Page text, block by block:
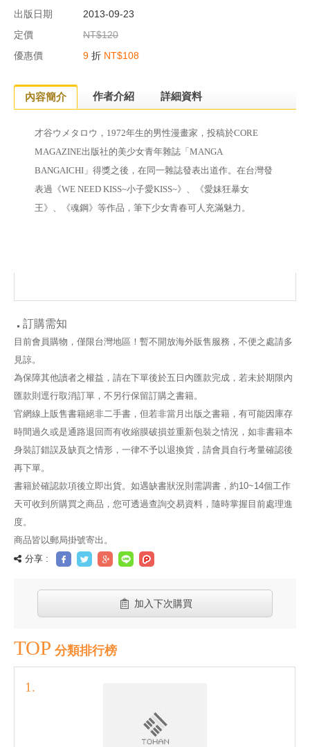
出版日期
2013-09-23
定價
NT$120
優惠價
9 折 NT$108
內容簡介 作者介紹 詳細資料
才谷ウメタロウ ， 1972年生的男性漫畫家，投稿於CORE
MAGAZINE出版社的美少女青年雜誌「 MANGA
BANGAICHI 」得獎之後， 在 同一雜誌發表出道作。 在台灣發
表過《WE NEED KISS~小子愛KISS~》、《愛妹狂暴女
王》、《魂鋼》等作品，筆下少女青春可人充滿魅力。
訂購需知
目前會員購物，僅限台灣地區！暫不開放海外販售服務，不便之處請多
見諒。
為保障其他讀者之權益，請在下單後於五日內匯款完成，若未於期限內
匯款則逕行取消訂單，不另行保留訂購之書籍。
官網線上販售書籍絕非二手書，但若非當月出版之書籍，有可能因庫存
時間過久或是通路退回而有收縮膜破損並重新包裝之情況，如非書籍本
身裝訂錯誤及缺頁之情形，一律不予以退換貨，請會員自行考量確認後
再下單。
書籍於確認款項後立即出貨。如遇缺書狀況則需調書，約10~14個工作
天可收到所購買之商品，您可透過查詢交易資料，隨時掌握目前處理進
度。
商品皆以郵局掛號寄出。
分享 :
加入下次購買
TOP 分類排行榜